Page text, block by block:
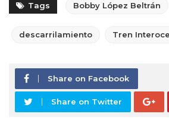
Tags Bobby López Beltrán
descarrilamiento Tren
Share on Facebook
Share on Twitter